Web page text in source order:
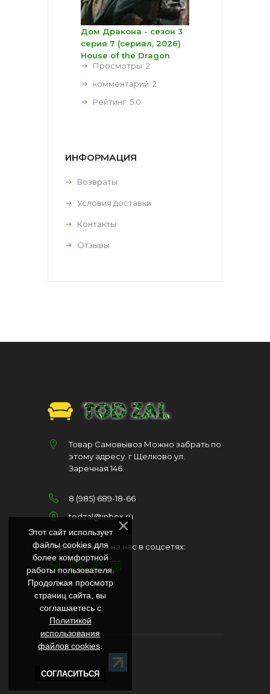
Дом Дракона - сезон 3
серия 7 (сериал, 2026)
House of the Dragon
Просмотры: 2
комментарий: 2
Рейтинг: 5.0
ИНФОРМАЦИЯ
Возвраты
Условия доставки
Контакты
Отзывы
Товар Самовывоз Можно забрать по
этому адресу. г Щелково ул.
Заречная 146.
8 (985) 689-18-66
todzal@inbox.ru
Подписывайся на нас в соцсетях:
TODZAL 2026
Этот сайт использует
файлы cookies для
более комфортной
работы пользователя.
Продолжая просмотр
страниц сайта, вы
соглашаетесь с
Политикой
использования
файлов cookies
СОГЛАСИТЬСЯ